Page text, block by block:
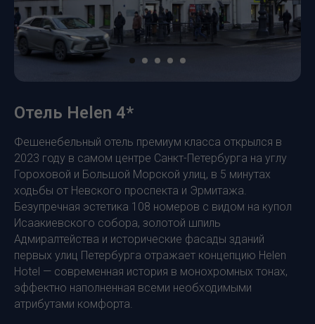
Отель Helen 4*
Фешенебельный отель премиум класса открылся в
2023 году в самом центре Санкт-Петербурга на углу
Гороховой и Большой Морской улиц, в 5 минутах
ходьбы от Невского проспекта и Эрмитажа.
Безупречная эстетика 108 номеров с видом на купол
Исаакиевского собора, золотой шпиль
Адмиралтейства и исторические фасады зданий
первых улиц Петербурга отражает концепцию Helen
Hotel — современная история в монохромных тонах,
эффектно наполненная всеми необходимыми
атрибутами комфорта.